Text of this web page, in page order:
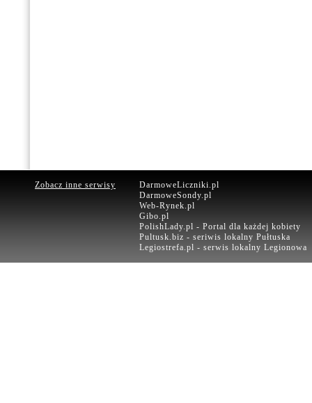
Zobacz inne serwisy
DarmoweLiczniki.pl
DarmoweSondy.pl
Web-Rynek.pl
Gibo.pl
PolishLady.pl - Portal dla każdej kobiety
Pultusk.biz - seriwis lokalny Pułtuska
Legiostrefa.pl - serwis lokalny Legionowa